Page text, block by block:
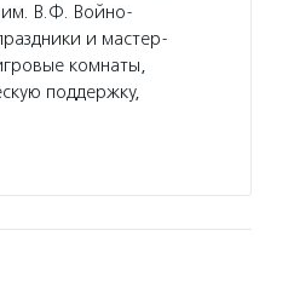
В.Ф. Войно-
и мастер-
комнаты,
поддержку,